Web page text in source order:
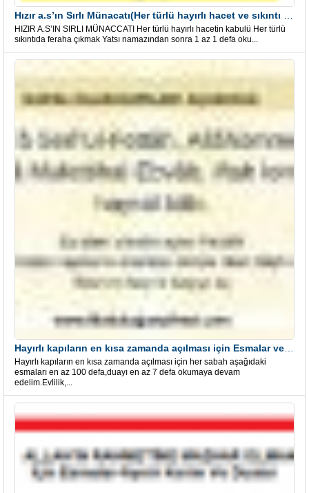
HIZIR A.S’IN SIRLI MÜNACCATI Her türlü hayırlı hacetin kabulü Her türlü
sıkıntıda feraha çıkmak Yatsı namazından sonra 1 az 1 defa oku...
Hayırlı kapıların en kısa zamanda açılması için her sabah aşağıdaki
esmaları en az 100 defa,duayı en az 7 defa okumaya devam
edelim.Evlilik,...